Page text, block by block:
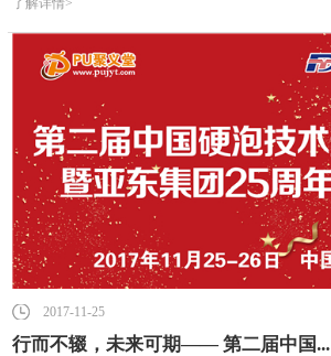
2017-11-25
行而不辍，未来可期—— 第二届中国...